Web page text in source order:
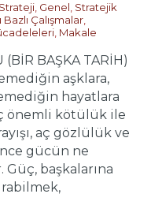
Genel Stratejik
Bazlı Çalışmalar
Makale
(BİR BAŞKA TARİH)
aşklara,
hayatlara
önemli kötülük ile
aç gözlülük ve
gücün ne
başkalarına